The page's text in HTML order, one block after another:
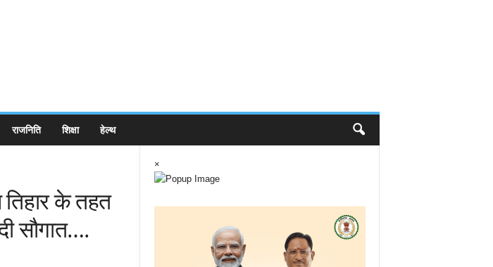
राजनिति शिक्षा हेल्थ
के तहत
सौगात….
×